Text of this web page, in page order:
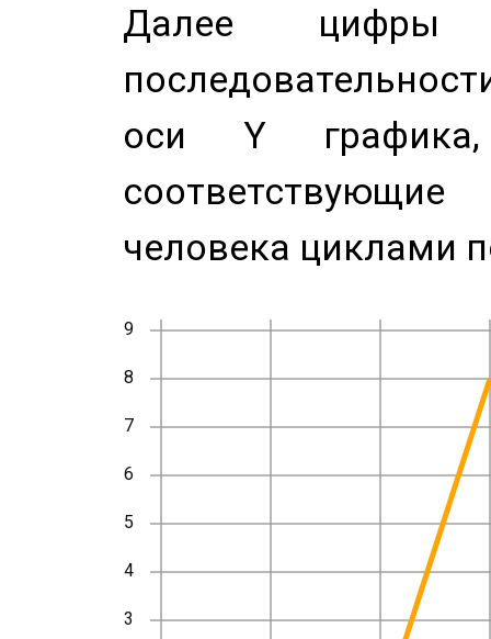
Далее цифры
оси Y
человека циклами